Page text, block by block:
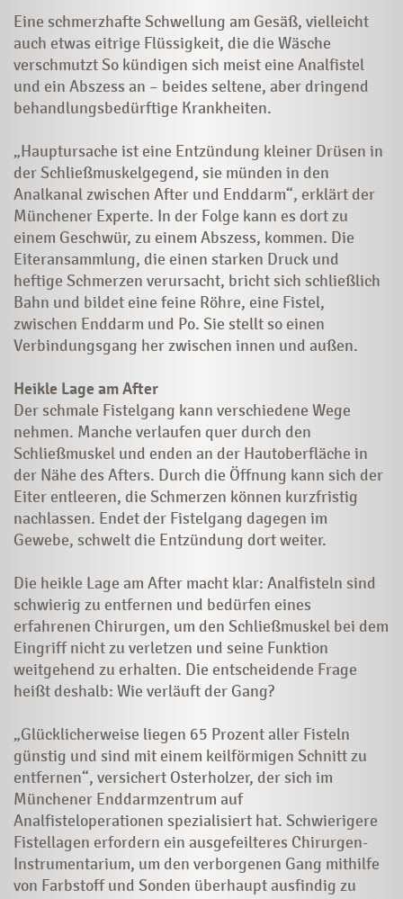
Eine schmerzhafte Schwellung am Gesäß, vielleicht
auch etwas eitrige Flüssigkeit, die die Wäsche
verschmutzt So kündigen sich meist eine Analfistel
und ein Abszess an – beides seltene, aber dringend
behandlungsbedürftige Krankheiten.
„Hauptursache ist eine Entzündung kleiner Drüsen in
der Schließmuskelgegend, sie münden in den
Analkanal zwischen After und Enddarm“, erklärt der
Münchener Experte. In der Folge kann es dort zu
einem Geschwür, zu einem Abszess, kommen. Die
Eiteransammlung, die einen starken Druck und
heftige Schmerzen verursacht, bricht sich schließlich
Bahn und bildet eine feine Röhre, eine Fistel,
zwischen Enddarm und Po. Sie stellt so einen
Verbindungsgang her zwischen innen und außen.
Heikle Lage am After
Der schmale Fistelgang kann verschiedene Wege
nehmen. Manche verlaufen quer durch den
Schließmuskel und enden an der Hautoberfläche in
der Nähe des Afters. Durch die Öffnung kann sich der
Eiter entleeren, die Schmerzen können kurzfristig
nachlassen. Endet der Fistelgang dagegen im
Gewebe, schwelt die Entzündung dort weiter.
Die heikle Lage am After macht klar: Analfisteln sind
schwierig zu entfernen und bedürfen eines
erfahrenen Chirurgen, um den Schließmuskel bei dem
Eingriff nicht zu verletzen und seine Funktion
weitgehend zu erhalten. Die entscheidende Frage
heißt deshalb: Wie verläuft der Gang?
„Glücklicherweise liegen 65 Prozent aller Fisteln
günstig und sind mit einem keilförmigen Schnitt zu
entfernen“, versichert Osterholzer, der sich im
Münchener Enddarmzentrum auf
Analfisteloperationen spezialisiert hat. Schwierigere
Fistellagen erfordern ein ausgefeilteres Chirurgen-
Instrumentarium, um den verborgenen Gang mithilfe
von Farbstoff und Sonden überhaupt ausfindig zu